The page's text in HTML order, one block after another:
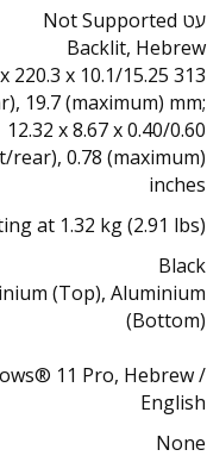
עט Not Supported
Backlit, Hebrew
313 x 220.3 x 10.1/15.25
19.7 (maximum) mm;
12.32 x 8.67 x 0.40/0.60
rear), 0.78 (maximum)
inches
at 1.32 kg (2.91 lbs)
Black
(Top), Aluminium
(Bottom)
11 Pro, Hebrew /
English
None